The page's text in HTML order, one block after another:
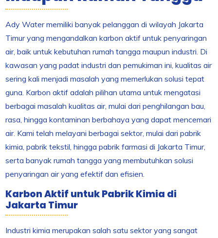
Ady Water memiliki banyak pelanggan di wilayah Jakarta
Timur yang mengandalkan karbon aktif untuk penyaringan
air, baik untuk kebutuhan rumah tangga maupun industri. Di
kawasan yang padat industri dan pemukiman ini, kualitas air
sering kali menjadi masalah yang memerlukan solusi tepat
guna. Karbon aktif adalah pilihan utama untuk mengatasi
berbagai masalah kualitas air, mulai dari penghilangan bau,
rasa, hingga kontaminan berbahaya yang dapat mencemari
air. Kami telah melayani berbagai sektor, mulai dari pabrik
kimia, pabrik tekstil, hingga pabrik farmasi di Jakarta Timur,
serta banyak rumah tangga yang membutuhkan solusi
penyaringan air yang efektif dan efisien.
Karbon Aktif untuk Pabrik Kimia di
Jakarta Timur
Industri kimia merupakan salah satu sektor yang sangat